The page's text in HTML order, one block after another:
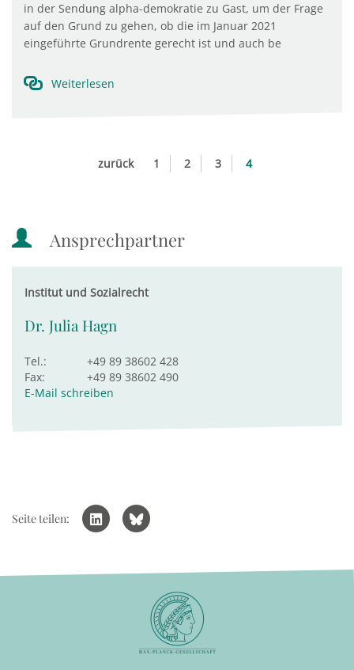
in der Sendung alpha-demokratie zu Gast, um der Frage
auf den Grund zu gehen, ob die im Januar 2021
eingeführte Grundrente gerecht ist und auch be
Weiterlesen
zurück 1 2 3 4
Ansprechpartner
Institut und Sozialrecht
Dr. Julia Hagn
Tel.:
+49 89 38602 428
Fax:
+49 89 38602 490
E-Mail schreiben
Seite teilen: